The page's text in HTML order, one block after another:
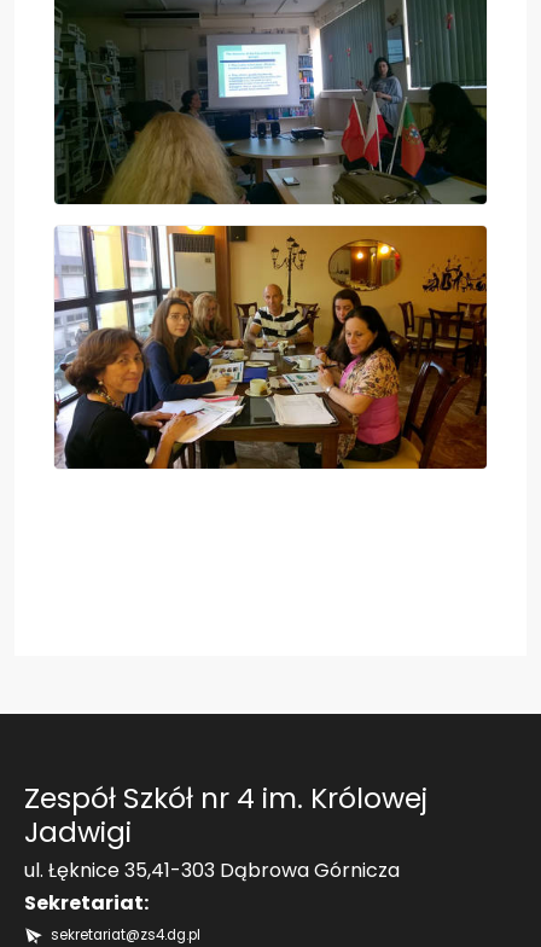
Zespół Szkół nr 4 im. Królowej
Jadwigi
ul. Łęknice 35,41-303 Dąbrowa Górnicza
Sekretariat:
sekretariat@zs4.dg.pl